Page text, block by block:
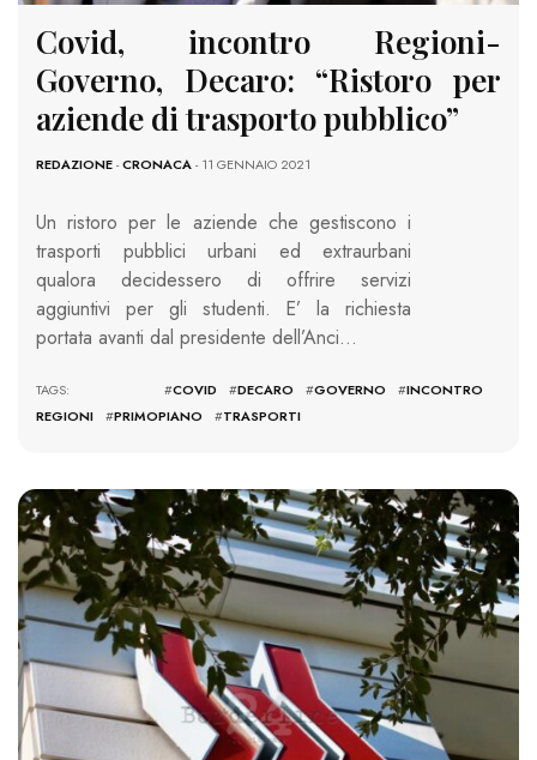
Covid, incontro Regioni-
Governo, Decaro: “Ristoro per
aziende di trasporto pubblico”
REDAZIONE-CRONACA- 11 GENNAIO 2021
Un ristoro per le aziende che gestiscono i
trasporti pubblici urbani ed extraurbani
qualora decidessero di offrire servizi
aggiuntivi per gli studenti. E’ la richiesta
portata avanti dal presidente dell’Anci…
TAGS: #COVID #DECARO #GOVERNO #INCONTRO
REGIONI
#PRIMOPIANO #TRASPORTI
2167 VIEWS